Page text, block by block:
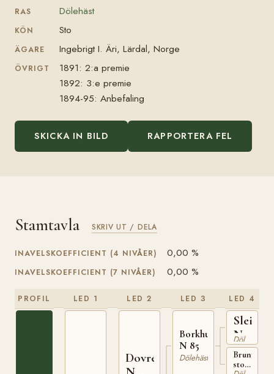
RAS Dölehäst
KÖN Sto
ÄGARE Ingebrigt I. Äri, Lärdal, Norge
ÖVRIGT
1891: 2:a premie
1892: 3:e premie
1894-95: Anbefaling
SKICKA IN BILD RAPPORTERA FEL
Stamtavla SKRIV UT / DELA
INAVELSKOEFFICIENT (4 NIVÅER) 0,00 %
INAVELSKOEFFICIENT (7 NIVÅER) 0,00 %
PROFIL LED 1 LED 2
Dovre
LED 3
Borkhushingsten
N 85
Dölehäst
LED 4
N
51
Dölehäst
Brunt
sto